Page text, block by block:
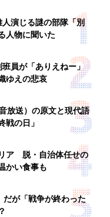
演じる謎の部隊「別
人物に聞いた
班員が「ありえねー」
ゆえの悲哀
放送）の原文と現代語
の日」
ア 脱・自治体任せの
かい食事も
が「戦争が終わった